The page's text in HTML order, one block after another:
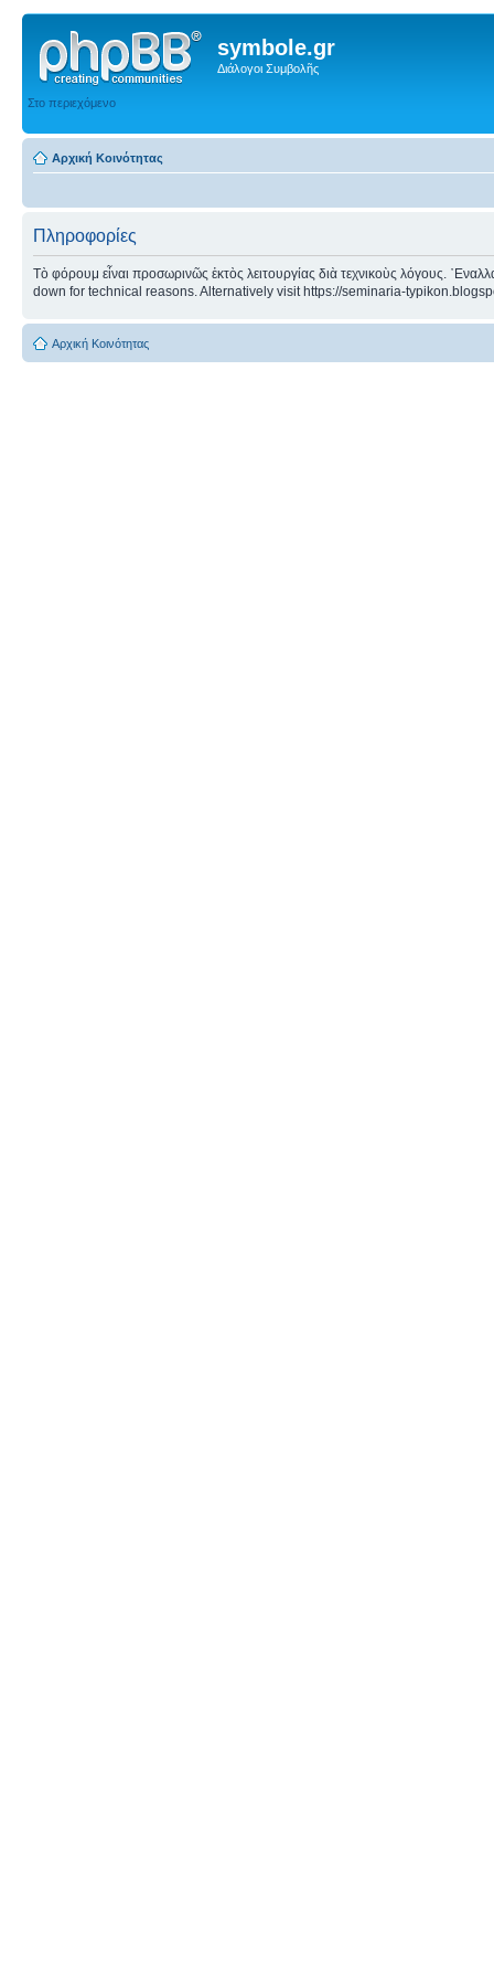
symbole.gr
Διάλογοι Συμβολῆς
Στο περιεχόμενο
Αρχική Κοινότητας
Πληροφορίες
Τὸ φόρουμ εἶναι προσωρινῶς ἐκτὸς λειτουργίας διὰ τεχνικοὺς λόγους.
down for technical reasons. Alternatively visit https://seminaria-
Αρχική Κοινότητας